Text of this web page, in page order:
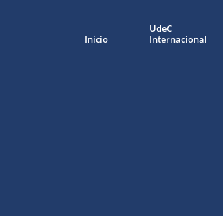
Inicio
UdeC
Internacional